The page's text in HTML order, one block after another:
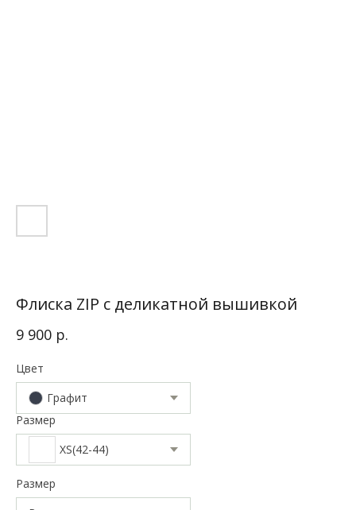
Флиска ZIP с деликатной вышивкой
9 900 р.
Цвет
Графит
Размер
XS(42-44)
Размер